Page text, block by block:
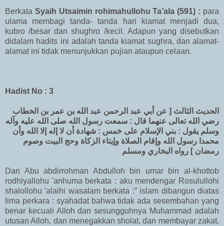
Berkata Syaih Utsaimin rohimahullohu Ta’ala (591) : para
ulama membagi tanda- tanda hari kiamat menjadi dua,
kubro /besar dan shughro /kecil. Adapun yang disebutkan
didalam hadits ini adalah tanda kiamat sughra, dan alamat-
alamat ini tidak menunjukkan pujian ataupun celaan.
Hadist No : 3
الحديث الثالث [ عن أبي عبد الرحمن عبد الله بن عمر بن الخطاب
رضي الله تعالى عنهما قال : سمعت رسول الله صلى الله عليه وآله
وسلم يقول : بني الإسلام على خمس : شهادة أن لا إله إلا الله وأن
محمدا رسول الله وإقام الصلاة وإيتاء الزكاة وحج البيت وصوم
رمضان ] رواه البخاري ومسلم
Dari Abu abdirrohman Abdulloh bin umar bin al-khottob
rodhiyallohu 'anhuma berkata : aku mendengar Rosulullohi
shalollohu 'alaihi wasalam berkata :” islam dibangun diatas
lima perkara : syahadat bahwa tidak ada sesembahan yang
benar kecuali Alloh dan sesungguhnya Muhammad adalah
utusan Alloh, dan menegakkan sholat, dan membayar zakat,